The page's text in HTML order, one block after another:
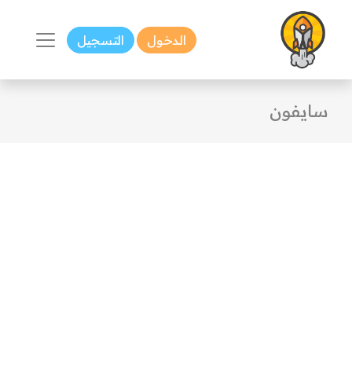
الدخول التسجيل
سايفون